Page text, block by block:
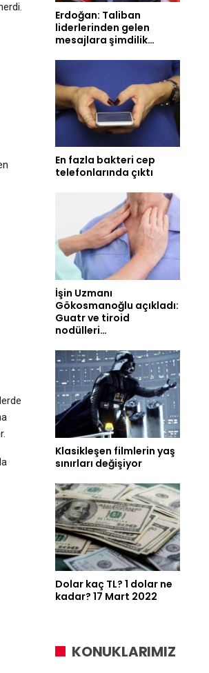
Erdoğan: Taliban
liderlerinden gelen
mesajlara şimdilik…
En fazla bakteri cep
telefonlarında çıktı
İşin Uzmanı
Gökosmanoğlu açıkladı:
Guatr ve tiroid
nodülleri…
Klasikleşen filmlerin yaş
sınırları değişiyor
Dolar kaç TL? 1 dolar ne
kadar? 17 Mart 2022
KONUKLARIMIZ